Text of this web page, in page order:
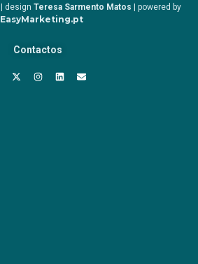
| design Teresa Sarmento Matos | powered by
EasyMarketing.pt
Contactos